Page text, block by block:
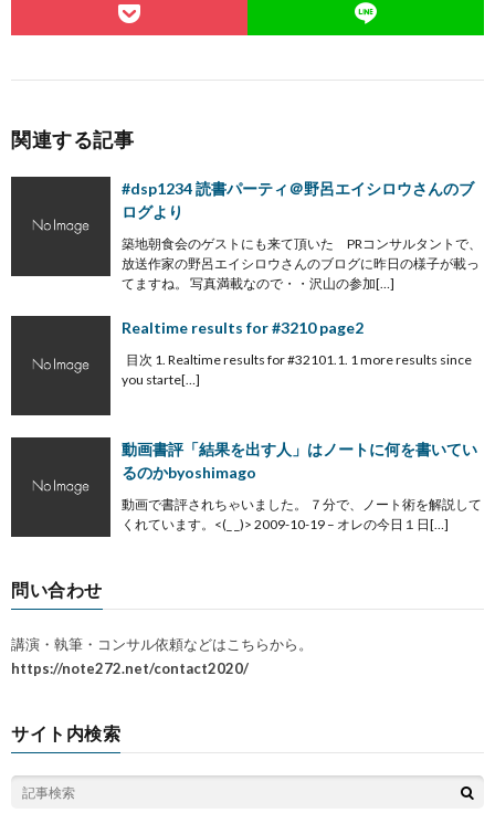
関連する記事
#dsp1234 読書パーティ＠野呂エイシロウさんのブ
ログより
築地朝食会のゲストにも来て頂いた PRコンサルタントで、
放送作家の野呂エイシロウさんのブログに昨日の様子が載っ
てますね。 写真満載なので・・沢山の参加[…]
Realtime results for #3210 page2
目次 1. Realtime results for #32101.1. 1 more results since
you starte[…]
動画書評「結果を出す人」はノートに何を書いてい
るのかbyoshimago
動画で書評されちゃいました。 ７分で、ノート術を解説して
くれています。<(_ _)> 2009-10-19 – オレの今日１日[…]
問い合わせ
講演・執筆・コンサル依頼などはこちらから。
https://note272.net/contact2020/
サイト内検索